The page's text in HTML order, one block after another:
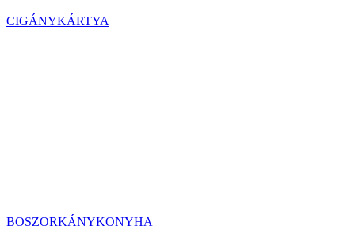
CIGÁNYKÁRTYA
BOSZORKÁNYKONYHA